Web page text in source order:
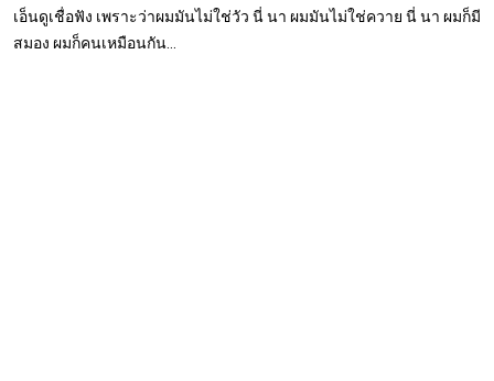
เอ็นดูเชื่อฟัง เพราะว่าผมมันไม่ใช่วัว นี่ นา ผมมันไม่ใช่ควาย นี่ นา ผมก็มี
สมอง ผมก็คนเหมือนกัน...